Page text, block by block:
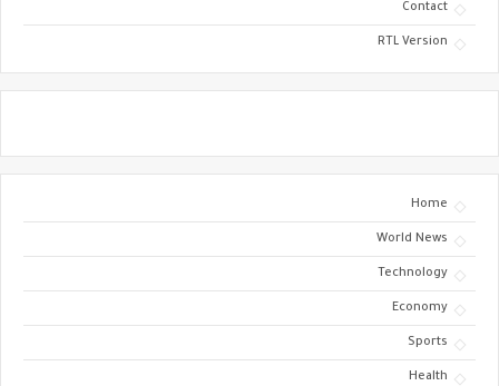
Contact
RTL Version
Home
World News
Technology
Economy
Sports
Health